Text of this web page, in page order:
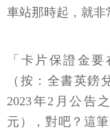
車站那時起，就非
「卡片保證金
（按：全書英鎊
2023年2月公告
元），對吧？這